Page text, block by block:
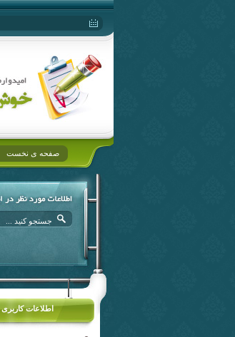
صفحه ی نخست
اطلاعات کاربری